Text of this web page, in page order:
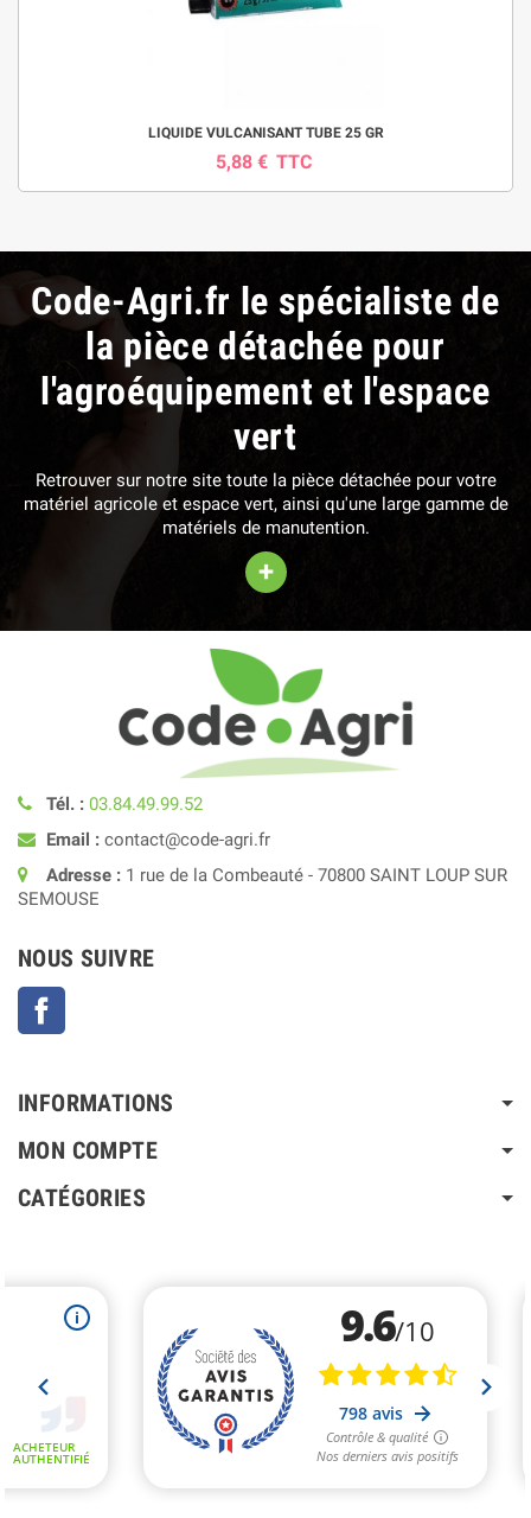
LIQUIDE VULCANISANT TUBE 25 GR
5,88 € TTC
Code-Agri.fr le spécialiste de
la pièce détachée pour
l'agroéquipement et l'espace
vert
Retrouver sur notre site toute la pièce détachée pour votre
matériel agricole et espace vert, ainsi qu'une large gamme de
matériels de manutention.
+
Tél. : 03.84.49.99.52
Email : contact@code-agri.fr
Adresse : 1 rue de la Combeauté - 70800 SAINT LOUP SUR
SEMOUSE
NOUS SUIVRE
INFORMATIONS
MON COMPTE
CATÉGORIES